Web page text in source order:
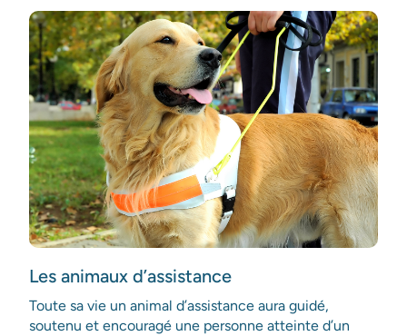
Les animaux d’assistance
Toute sa vie un animal d’assistance aura guidé,
soutenu et encouragé une personne atteinte d’un
* Pour plus d’informations sur le traitement de vos
données personnelles, vous pouvez consulter notre
politique de confidentialité.
Envoyer